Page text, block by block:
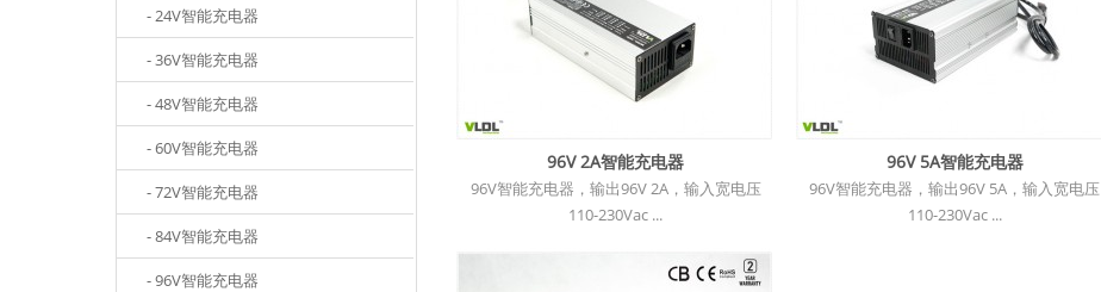
- 24V智能充电器
- 36V智能充电器
- 48V智能充电器
- 60V智能充电器
- 72V智能充电器
- 84V智能充电器
- 96V智能充电器
96V 2A智能充电器
96V智能充电器，输出96V 2A，输入宽电压
110-230Vac ...
96V 5A智能充电器
96V智能充电器，输出96V 5A，输入宽电压
110-230Vac ...